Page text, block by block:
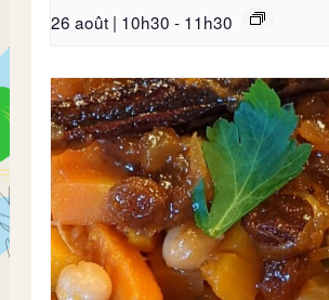
26 août | 10h30 - 11h30